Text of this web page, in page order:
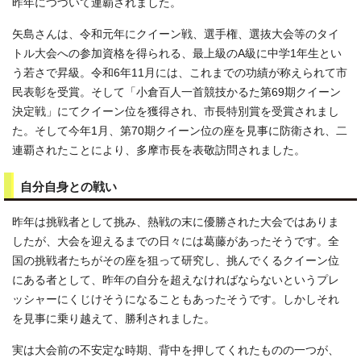
昨年につづいて連覇されました。
矢島さんは、令和元年にクイーン戦、選手権、選抜大会等のタイ
トル大会への参加資格を得られる、最上級のA級に中学1年生とい
う若さで昇級。令和6年11月には、これまでの功績が称えられて市
民表彰を受賞。そして「小倉百人一首競技かるた第69期クイーン
決定戦」にてクイーン位を獲得され、市長特別賞を受賞されまし
た。そして今年1月、第70期クイーン位の座を見事に防衛され、二
連覇されたことにより、多摩市長を表敬訪問されました。
自分自身との戦い
昨年は挑戦者として挑み、熱戦の末に優勝された大会ではありま
したが、大会を迎えるまでの日々には葛藤があったそうです。全
国の挑戦者たちがその座を狙って研究し、挑んでくるクイーン位
にある者として、昨年の自分を超えなければならないというプレ
ッシャーにくじけそうになることもあったそうです。しかしそれ
を見事に乗り越えて、勝利されました。
実は大会前の不安定な時期、背中を押してくれたものの一つが、